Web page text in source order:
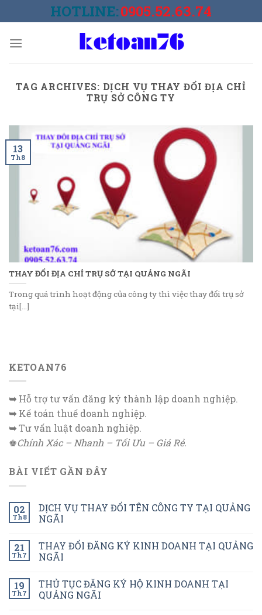
to
HOTLINE:0905.52.63.74
TAG ARCHIVES: DỊCH VỤ THAY ĐỔI ĐỊA CHỈ
TRỤ SỞ CÔNG TY
THAY ĐỔI ĐỊA CHỈ TRỤ SỞ TẠI QUẢNG NGÃI
Trong quá trình hoạt động của công ty thì việc thay đổi trụ sở
tại[...]
13
Th8
KETOAN76
➥Hỗ trợ tư vấn đăng ký thành lập doanh nghiệp.
➥Kế toán thuế doanh nghiệp.
➥Tư vấn luật doanh nghiệp.
♚Chính Xác – Nhanh – Tối Ưu – Giá Rẻ.
BÀI VIẾT GẦN ĐÂY
02
Th8
DỊCH VỤ THAY ĐỔI TÊN CÔNG TY TẠI QUẢNG
NGÃI
21
Th7
THAY ĐỔI ĐĂNG KÝ KINH DOANH TẠI QUẢNG
NGÃI
19
Th7
THỦ TỤC ĐĂNG KÝ HỘ KINH DOANH TẠI
QUẢNG NGÃI